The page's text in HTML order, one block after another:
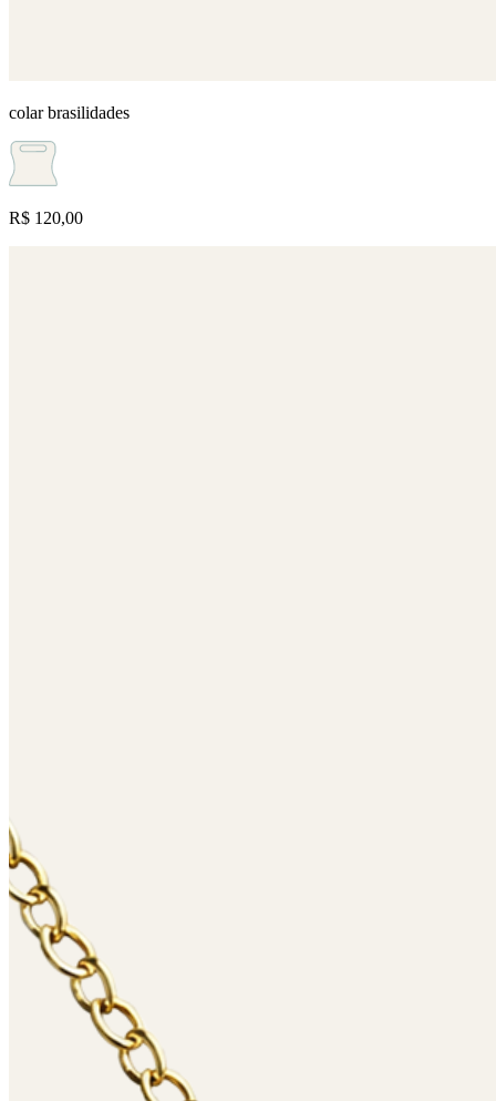
colar brasilidades
R$ 120,00